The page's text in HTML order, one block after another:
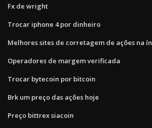
Fx de wright
Trocar iphone 4 por dinheiro
Melhores sites de corretagem de ações na
Operadores de margem verificada
Trocar bytecoin por bitcoin
Brk um preço das ações hoje
Preço bittrex siacoin